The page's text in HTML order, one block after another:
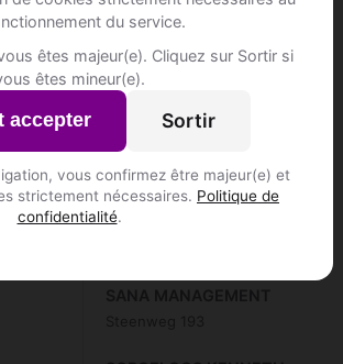
du service.
êtes majeur(e). Cliquez sur Sortir si
êtes mineur(e).
accepter Sortir
vous confirmez être majeur(e) et
strictement nécessaires. Politique de
confidentialité.
DE VLASCHAARD
Gentsesteenweg 51
De 8ste zonde
Nieuwstraat 29
Inscris-toi pour voir le n°
KOVEMA